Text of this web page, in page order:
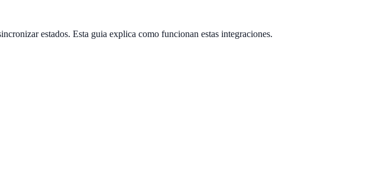
estados. Esta guia explica como funcionan estas integraciones.